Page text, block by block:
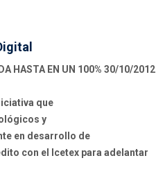
HASTA EN UN 100% 30/10/2012
que
y
en desarrollo de
con el Icetex para adelantar